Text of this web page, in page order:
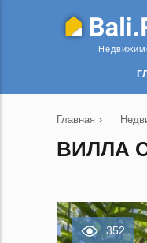
Главная ›
ВИЛЛА
352